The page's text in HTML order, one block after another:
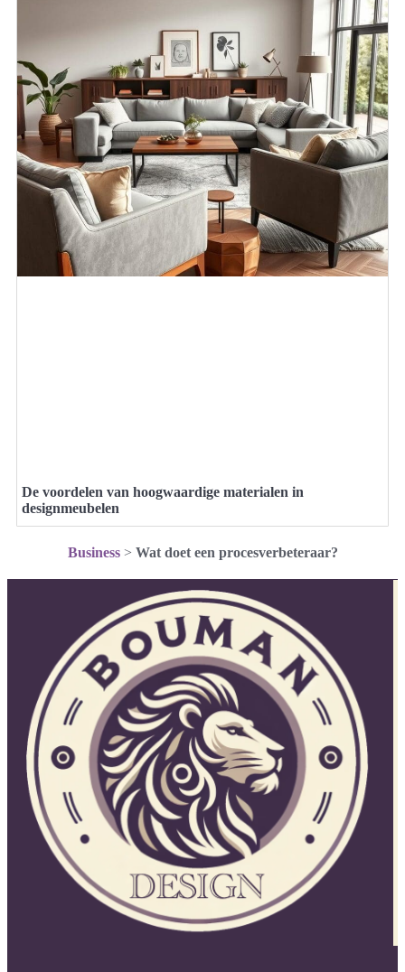
De voordelen van hoogwaardige materialen in
designmeubelen
Business> Wat doet een procesverbeteraar?